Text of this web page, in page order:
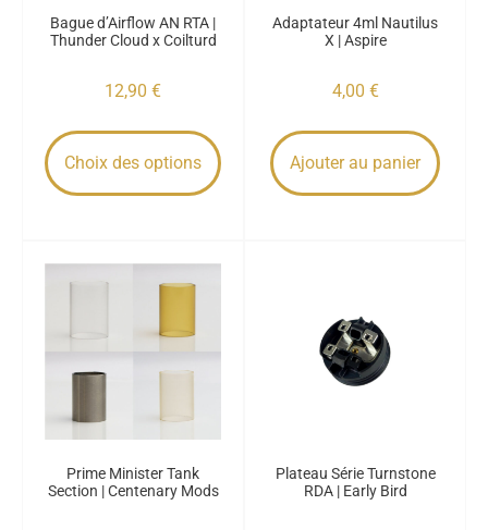
Bague d’Airflow AN RTA |
Thunder Cloud x Coilturd
12,90 €
Choix des options
Adaptateur 4ml Nautilus
X | Aspire
4,00 €
Ajouter au panier
Prime Minister Tank
Section | Centenary Mods
Plateau Série Turnstone
RDA | Early Bird